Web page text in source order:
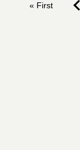
« First